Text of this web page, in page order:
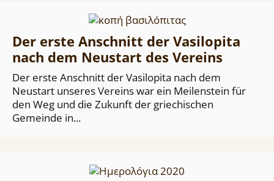
Der erste Anschnitt der Vasilopita
nach dem Neustart des Vereins
Der erste Anschnitt der Vasilopita nach dem
Neustart unseres Vereins war ein Meilenstein für
den Weg und die Zukunft der griechischen
Gemeinde in...